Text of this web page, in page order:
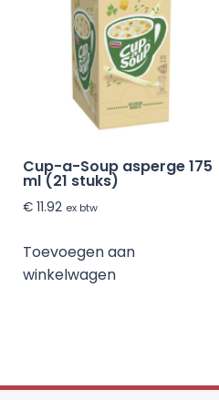
Cup-a-Soup asperge 175
ml (21 stuks)
€11.92 ex btw
Toevoegen aan
winkelwagen